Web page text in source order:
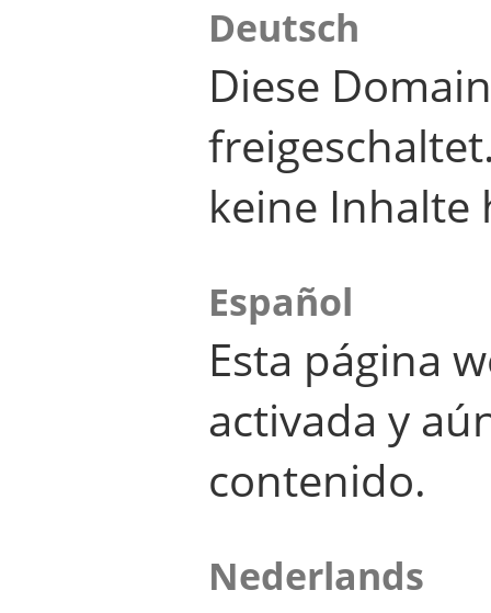
Deutsch
Diese
keine Inhalte
Español
Esta página
activada y
contenido.
Nederlands